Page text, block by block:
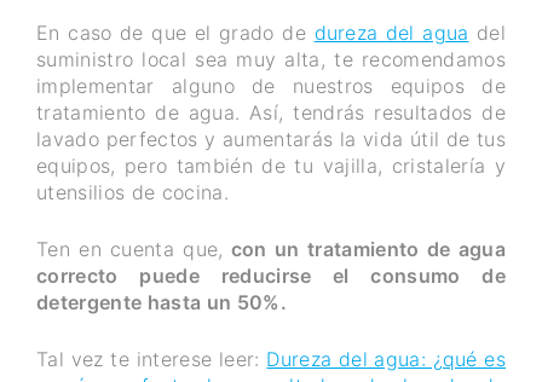
En caso de que el grado de dureza del agua del
suministro local sea muy alta, te recomendamos
implementar alguno de nuestros equipos de
tratamiento de agua. Así, tendrás resultados de
lavado perfectos y aumentarás la vida útil de tus
equipos, pero también de tu vajilla, cristalería y
utensilios de cocina.
Ten en cuenta que, con un tratamiento de agua
correcto puede reducirse el consumo de
detergente hasta un 50%.
Tal vez te interese leer: Dureza del agua: ¿qué es